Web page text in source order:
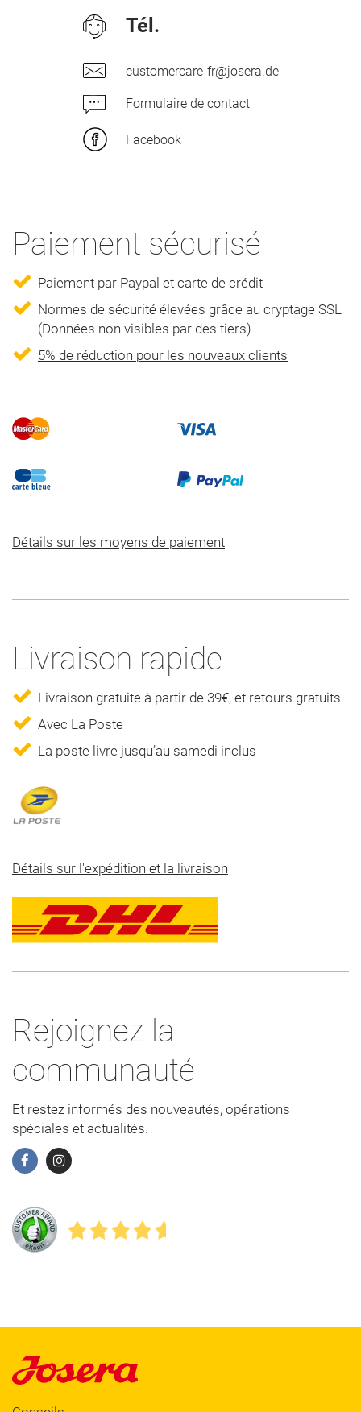
Tél.
customercare-fr@josera.de
Formulaire de contact
Facebook
Paiement sécurisé
Paiement par Paypal et carte de crédit
Normes de sécurité élevées grâce au cryptage SSL
(Données non visibles par des tiers)
5% de réduction pour les nouveaux clients
Détails sur les moyens de paiement
Livraison rapide
Livraison gratuite à partir de 39€, et retours gratuits
Avec La Poste
La poste livre jusqu’au samedi inclus
Détails sur l'expédition et la livraison
Rejoignez la
communauté
Et restez informés des nouveautés, opérations
spéciales et actualités.